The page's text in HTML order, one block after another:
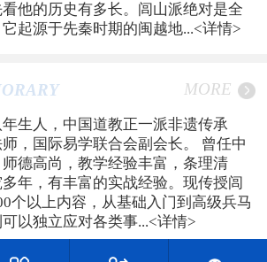
他的历史有多长。闾山派绝对是全
起源于先秦时期的闽越地...<详情>
MORE
生人，中国道教正一派非遗传承
，国际易学联合会副会长。 曾任中
德高尚，教学经验丰富，条理清
年，有丰富的实战经验。现传授闾
个以上内容，从基础入门到高级兵马
以独立应对各类事...<详情>